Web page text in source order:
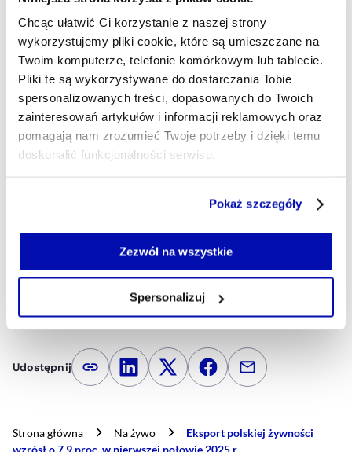
Chcąc ułatwić Ci korzystanie z naszej strony
wykorzystujemy pliki cookie, które są umieszczane na
Twoim komputerze, telefonie komórkowym lub tablecie.
Pliki te są wykorzystywane do dostarczania Tobie
spersonalizowanych treści, dopasowanych do Twoich
zainteresowań artykułów i informacji reklamowych oraz
pomagają nam zrozumieć Twoje potrzeby i dzięki temu
doskonalić funkcjonalności serwisu.
Jeżeli nie wyrażasz zgody na zapisywanie plików cookie,
możesz łatwo zarządzać swoimi uprawnieniami, np. we
własnej przeglądarce internetowej lub po wybraniu opcji
Pokaż szczegóły
Zezwól na wszystkie
Spersonalizuj
Chronionych Nazw Pochodzenia, Chronionych
Oznaczeń Geograficznych lub w Rejestrze
Gwarantowanych Tradycyjnych Specjalności
prowadzonym przez Komisję Europejską.
Wśród nich są m.in. oscypek, kiełbasa lisiecka
czy fasola wrzawska.
Żywność premium już w e-commerce,
POLSKA ROLNICTWO
Udostępnij Kopiuj link artykułu
Udostępnij na LinkedIn
Udostępnij na Twitterze
Udostępnij na
Udostępnij
Strona główna Na żywo
Eksport polskiej żywności